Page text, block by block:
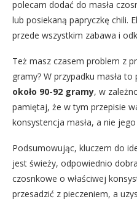
polecam dodać do masła
lub posiekaną papryczkę chili.
przede wszystkim zabawa i
Też masz czasem problem z
gramy? W przypadku masła to
około 90-92 gramy, w
pamiętaj, że w tym przepisie
konsystencja masła, a nie
Podsumowując, kluczem do
jest świeży, odpowiednio
czosnkowe o właściwej
przesadzić z pieczeniem, a